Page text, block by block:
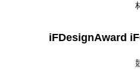
iFDesignAward